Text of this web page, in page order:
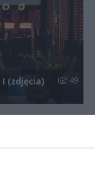
(zdjęcia) Liczba
49